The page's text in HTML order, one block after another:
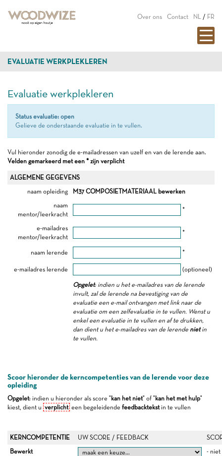
Over ons Contact NL / FR
EVALUATIE WERKPLEKLEREN
Evaluatie werkplekleren
Status evaluatie: open
Gelieve de onderstaande evaluatie in te vullen.
Vul hieronder zonodig de e-mailadressen van uzelf en van de lerende aan.
Velden gemarkeerd met een * zijn verplicht
ALGEMENE GEGEVENS
naam opleiding
M37 COMPOSIETMATERIAAL bewerken
naam
mentor/leerkracht
*
e-mailadres
mentor/leerkracht
*
naam lerende *
e-mailadres lerende (optioneel)
Opgelet: indien u het e-mailadres van de lerende
invult, zal de lerende na bevestiging van de
evaluatie een e-mail ontvangen met link naar de
evaluatie om een zelfevaluatie in te vullen. Wenst u
enkel een evaluatie in te vullen en af te drukken,
dan dient u het e-mailadres van de lerende nietin
te vullen.
Scoor hieronder de kerncompetenties van de lerende voor deze
opleiding
Opgelet: indien u hieronder als score "kan het niet" of "kan het met hulp"
kiest, dient u verplicht een begeleidende feedbacktekstin te vullen
KERNCOMPETENTIE UW SCORE / FEEDBACK
Bewerkt
- niet